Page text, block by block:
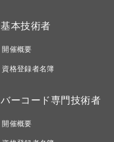
基本技術者
開催概要
資格登録者名簿
バーコード専門技術者
開催概要